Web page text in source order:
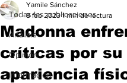
Todas las publicaciones
Análisis
Opinión
Información
Madonna
críticas por su
apariencia
Yamile Sánchez
8 feb 2023 1 min de lectura